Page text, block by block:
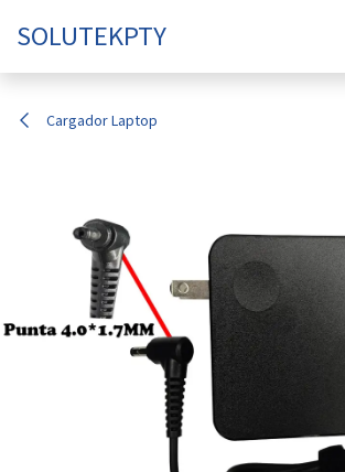
SOLUTEKPTY
Cargador Laptop